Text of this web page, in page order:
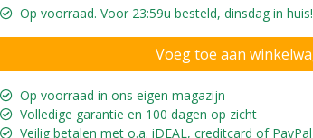
Voor kinderen vanaf 3 jaar
Op voorraad. Voor 23:59u besteld, dinsdag in huis!
Op voorraad in ons eigen magazijn
Volledige garantie en 100 dagen op zicht
Veilig betalen met o.a. iDEAL, creditcard of PayPal